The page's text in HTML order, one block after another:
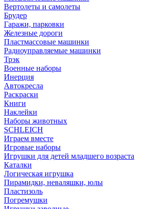
Вертолеты и самолеты
Брудер
Гаражи, парковки
Железные дороги
Пластмассовые машинки
Радиоуправляемые машинки
Трэк
Военные наборы
Инерция
Автокресла
Раскраски
Книги
Наклейки
Наборы животных
SCHLEICH
Играем вместе
Игровые наборы
Игрушки для детей младшего возраста
Каталки
Логическая игрушка
Пирамидки, неваляшки, юлы
Пластизоль
Погремушки